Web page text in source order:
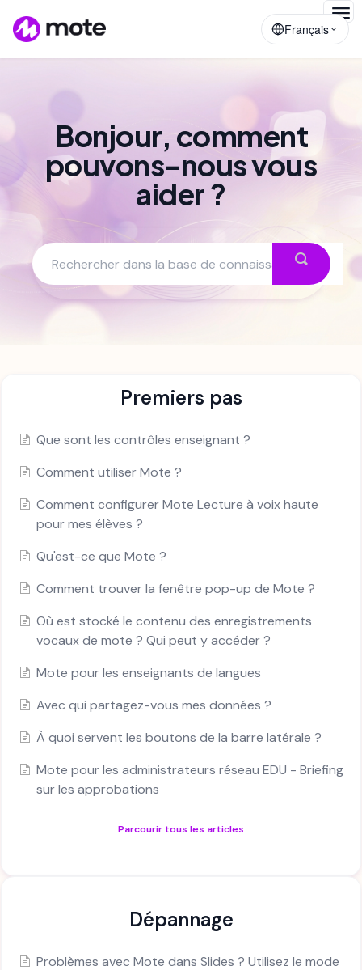
Français
Bonjour, comment
pouvons-nous vous
aider ?
Premiers pas
Que sont les contrôles enseignant ?
Comment utiliser Mote ?
Comment configurer Mote Lecture à voix haute
pour mes élèves ?
Qu'est-ce que Mote ?
Comment trouver la fenêtre pop-up de Mote ?
Où est stocké le contenu des enregistrements
vocaux de mote ? Qui peut y accéder ?
Mote pour les enseignants de langues
Avec qui partagez-vous mes données ?
À quoi servent les boutons de la barre latérale ?
Mote pour les administrateurs réseau EDU - Briefing
sur les approbations
Parcourir tous les articles
Dépannage
Problèmes avec Mote dans Slides ? Utilisez le mode